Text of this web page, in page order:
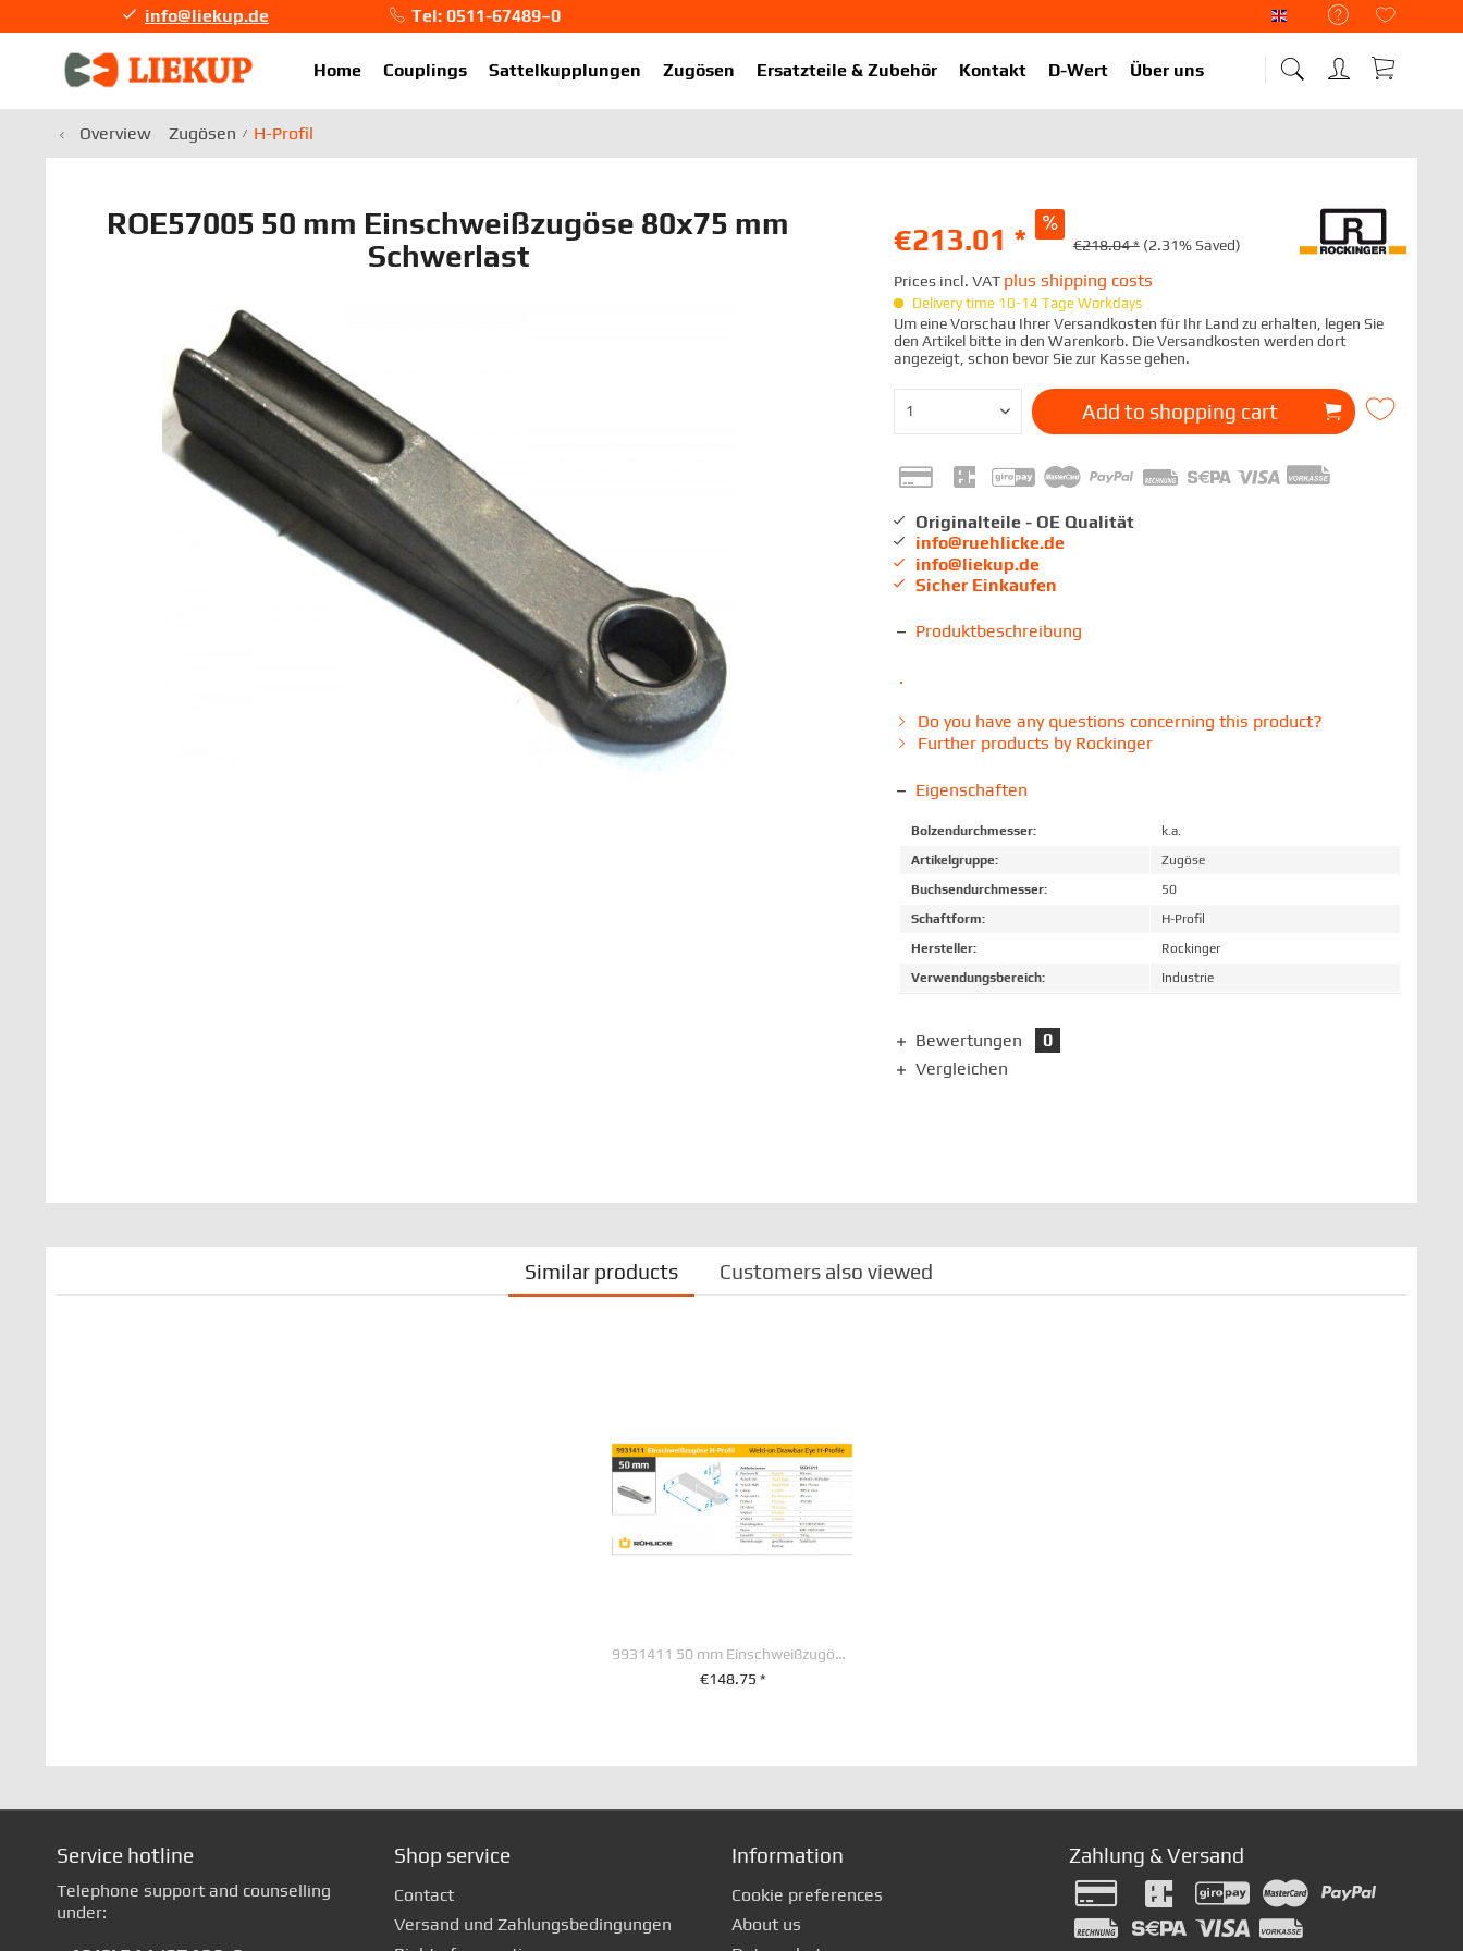
Liekup Englisch
info@liekup.de
Tel: 0511-67489–0
Home
Couplings Sattelkupplungen Zugösen Ersatzteile & Zubehör Kontakt D-Wert Über uns
Overview Zugösen H-Profil
ROE57005 50 mm Einschweißzugöse 80x75 mm
Schwerlast
€213.01 * €218.04 * (2.31% Saved)
Prices incl. VAT plus shipping costs
Delivery time 10-14 Tage Workdays
Um eine Vorschau Ihrer Versandkosten für Ihr Land zu erhalten, legen Sie
den Artikel bitte in den Warenkorb. Die Versandkosten werden dort
angezeigt, schon bevor Sie zur Kasse gehen.
Add to shopping cart
Originalteile - OE Qualität
info@ruehlicke.de
info@liekup.de
Sicher Einkaufen
Produktbeschreibung
.
Do you have any questions concerning this product?
Further products by Rockinger
Eigenschaften
Bolzendurchmesser:
k.a.
Artikelgruppe:
Zugöse
Buchsendurchmesser:
50
Schaftform:
H-Profil
Hersteller:
Rockinger
Verwendungsbereich:
Industrie
Bewertungen
0
Vergleichen
Similar products Customers also viewed
9931411 50 mm Einschweißzugöse 80 x 75 mm...
€148.75 *
Service hotline
Telephone support and counselling
under:
Shop service
Contact
Versand und Zahlungsbedingungen
Information
Cookie preferences
About us
Zahlung & Versand